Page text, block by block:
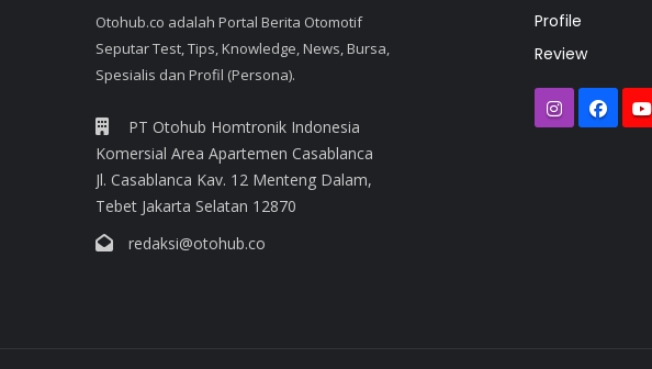
Otohub.co adalah Portal Berita Otomotif
Seputar Test, Tips, Knowledge, News, Bursa,
Spesialis dan Profil (Persona).
PT Otohub Homtronik Indonesia
Komersial Area Apartemen Casablanca
Jl. Casablanca Kav. 12 Menteng Dalam,
Tebet Jakarta Selatan 12870
redaksi@otohub.co
Profile
Review